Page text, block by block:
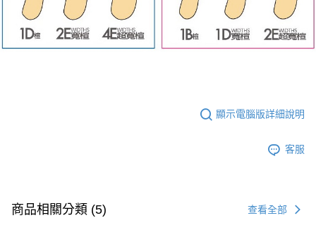
顯示電腦版詳細說明
客服
商品相關分類 (5) 查看全部